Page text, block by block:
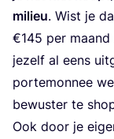
mili­eu. Wist je
€145 per
jezelf al eens
por­te­mon­nee
bewus­ter te
Ook door je